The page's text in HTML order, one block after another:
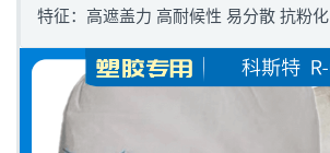
特征：高遮盖力 高耐候性 易分散 抗粉化